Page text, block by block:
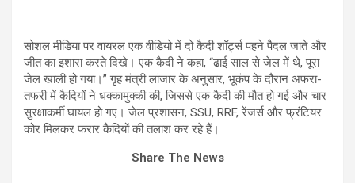
सोशल मीडिया पर वायरल एक वीडियो में दो कैदी शॉर्ट्स पहने पैदल जाते और
जीत का इशारा करते दिखे। एक कैदी ने कहा, “ढाई साल से जेल में थे, पूरा
जेल खाली हो गया।” गृह मंत्री लांजार के अनुसार, भूकंप के दौरान अफरा-
तफरी में कैदियों ने धक्कामुक्की की, जिससे एक कैदी की मौत हो गई और चार
सुरक्षाकर्मी घायल हो गए। जेल प्रशासन, SSU, RRF, रेंजर्स और फ्रंटियर
कोर मिलकर फरार कैदियों की तलाश कर रहे हैं।
Share The News